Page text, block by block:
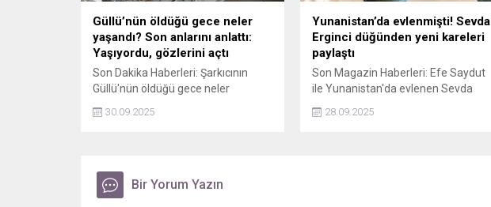
Güllü’nün öldüğü gece neler
yaşandı? Son anlarını anlattı:
Yaşıyordu, gözlerini açtı
Son Dakika Haberleri: Şarkıcının
Güllü'nün öldüğü gece neler
canlı yayında her şeyi anlattı.
30.09.2025
Yunanistan’da evlenmişti! Sevda
Erginci düğünden yeni kareleri
paylaştı
Son Magazin Haberleri: Efe Saydut
ile Yunanistan'da evlenen Sevda
paylaştı.
28.09.2025
Bir Yorum Yazın